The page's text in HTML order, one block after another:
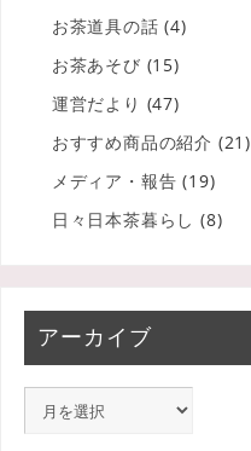
お茶道具の話 (4)
お茶あそび (15)
運営だより (47)
おすすめ商品の紹介 (21)
メディア・報告 (19)
日々日本茶暮らし (8)
アーカイブ